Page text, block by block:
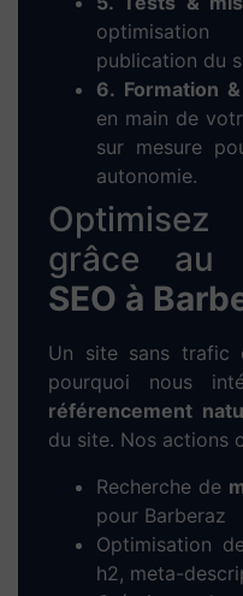
Confiez
site web à
agence
Chez Dieup’art,
WordPress et
entrepreneurs,
indépendants de
créer dessites web
locale.
Nous réalisons des
dessites e-
métiers du
projet est pensé
optimale, une
personnalisé à